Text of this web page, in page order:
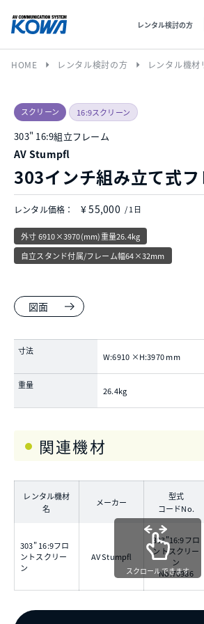
レンタル検討の方
HOME arrow_right レンタル検討の方 arrow_right レンタル機材
スクリーン 16:9スクリーン
303" 16:9組立フレーム
AV Stumpfl
303インチ組み立て式フ
レンタル価格： ¥ 55,000 / 1日
外寸 6910×3970(mm)重量26.4kg
自立スタンド付属/フレーム幅64×32mm
図面
寸法
W:6910 ×H:3970 mm
重量
26.4kg
関連機材
レンタル機材
名
メーカー
型式
コードNo.
303" 16:9フロ
ントスクリー
ン
AV Stumpfl
303"16:9フロ
ントスクリー
ン
No.70986
スクロールできます